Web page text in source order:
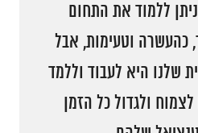
ללמוד את התחום
כהעשרה וטעימות, אבל
שלנו היא לעבוד וללמד
ולגדול כל הזמן